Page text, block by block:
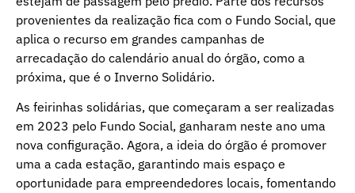
provenientes da realização fica com o Fundo Social, que
aplica o recurso em grandes campanhas de
arrecadação do calendário anual do órgão, como a
próxima, que é o Inverno Solidário.
As feirinhas solidárias, que começaram a ser realizadas
em 2023 pelo Fundo Social, ganharam neste ano uma
nova configuração. Agora, a ideia do órgão é promover
uma a cada estação, garantindo mais espaço e
oportunidade para empreendedores locais, fomentando